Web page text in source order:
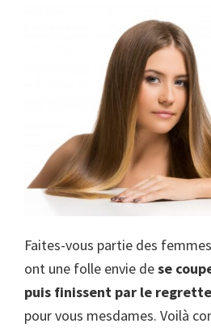
Faites-vous partie des
ont une folle envie dese
puis finissent par le
pour vous mesdames. Voilà